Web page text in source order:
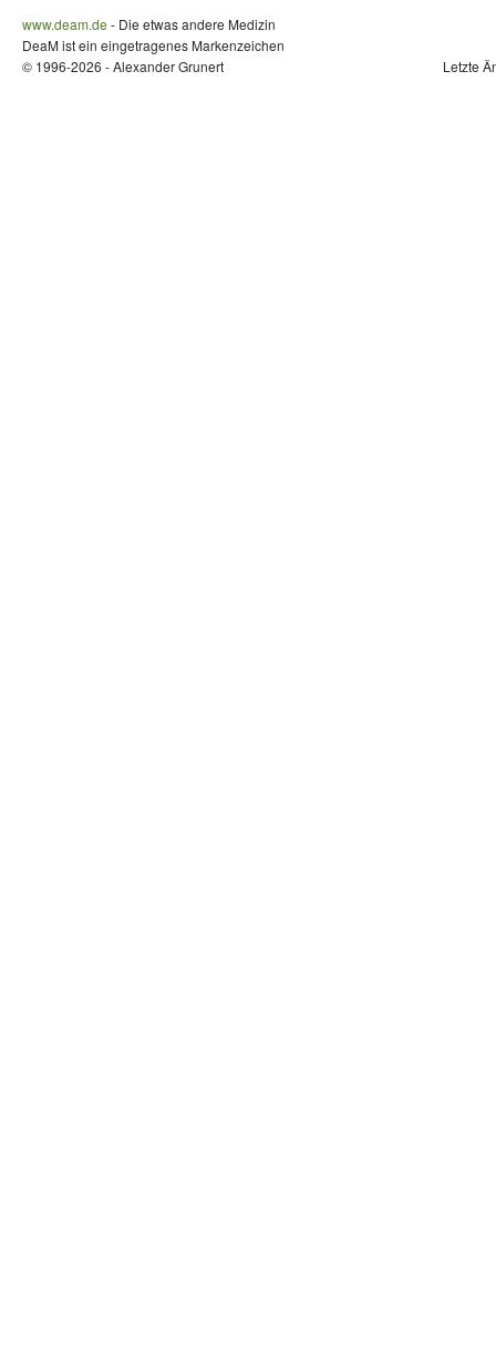
www.deam.de - Die etwas andere Medizin
DeaM ist ein eingetragenes Markenzeichen
© 1996-2026 - Alexander Grunert
Letzte